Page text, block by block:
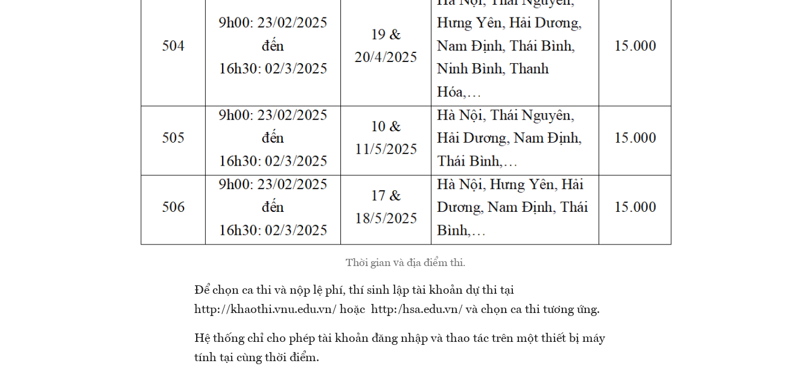
Thời gian và địa điểm thi.
Để chọn ca thi và nộp lệ phí, thí sinh lập tài khoản dự thi tại
http://khaothi.vnu.edu.vn/ hoặc http:/hsa.edu.vn/ và chọn ca thi tương ứng.
Hệ thống chỉ cho phép tài khoản đăng nhập và thao tác trên một thiết bị máy
tính tại cùng thời điểm.